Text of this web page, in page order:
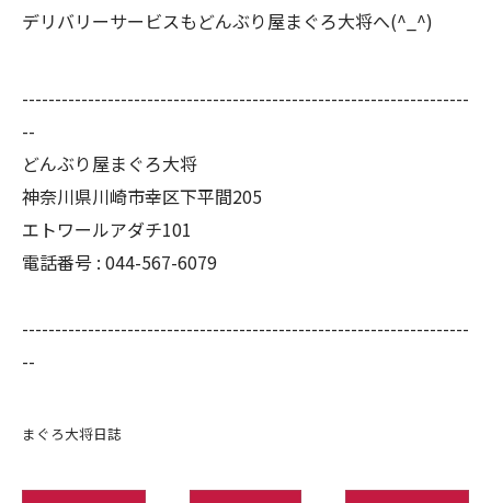
デリバリーサービスもどんぶり屋まぐろ大将へ(^_^)
--------------------------------------------------------------------
--
どんぶり屋まぐろ大将
神奈川県川崎市幸区下平間205
エトワールアダチ101
電話番号 : 044-567-6079
--------------------------------------------------------------------
--
まぐろ大将日誌